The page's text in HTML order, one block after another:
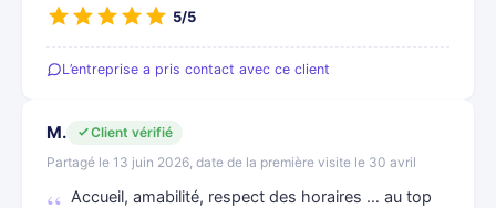
5/5
L’entreprise a pris contact avec ce client
M.
Client vérifié
Partagé le 13 juin 2026, date de la première visite le 30 avril
Accueil, amabilité, respect des horaires … au top